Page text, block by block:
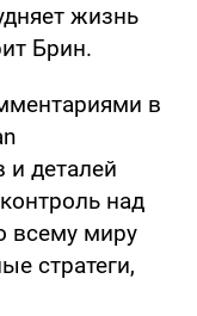
жизнь
Брин.
в
и деталей
над
всему миру
стратеги,